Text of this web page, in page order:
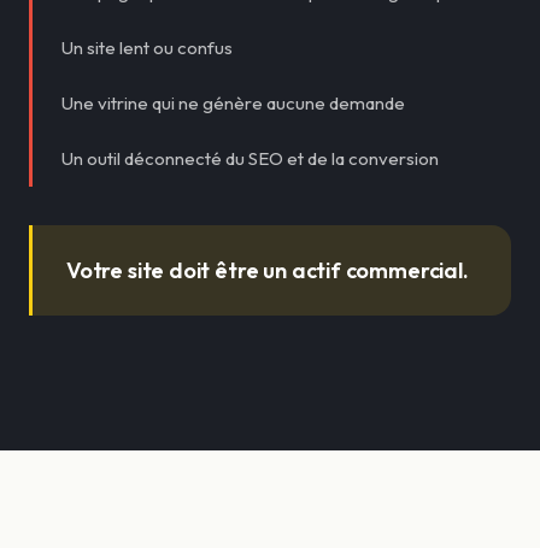
Un site lent ou confus
Une vitrine qui ne génère aucune demande
Un outil déconnecté du SEO et de la conversion
Votre site doit être un actif commercial.